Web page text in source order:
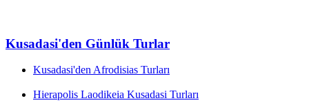
Kusadasi'den Günlük Turlar
Kusadasi'den Afrodisias Turları
Hierapolis Laodikeia Kusadasi Turları